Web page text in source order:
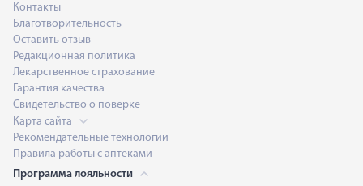
Контакты
Благотворительность
Оставить отзыв
Редакционная политика
Лекарственное страхование
Гарантия качества
Свидетельство о поверке
Карта сайта
Рекомендательные технологии
Правила работы с аптеками
Программа лояльности